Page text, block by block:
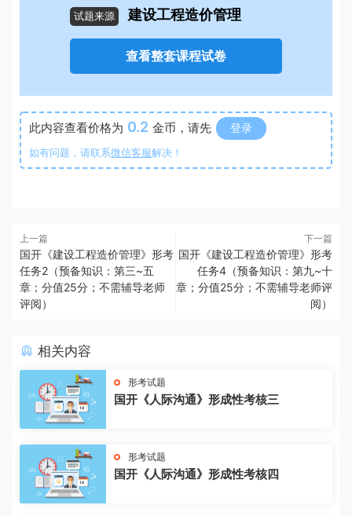
试题来源 建设工程造价管理
查看整套课程试卷
此内容查看价格为 0.2 金币，请先 登录
如有问题，请联系微信客服解决！
上一篇
国开《建设工程造价管理》形考
任务2（预备知识：第三~五
章；分值25分；不需辅导老师
评阅）
下一篇
国开《建设工程造价管理》形考
任务4（预备知识：第九~十
章；分值25分；不需辅导老师评
阅）
相关内容
形考试题
国开《人际沟通》形成性考核三
形考试题
国开《人际沟通》形成性考核四